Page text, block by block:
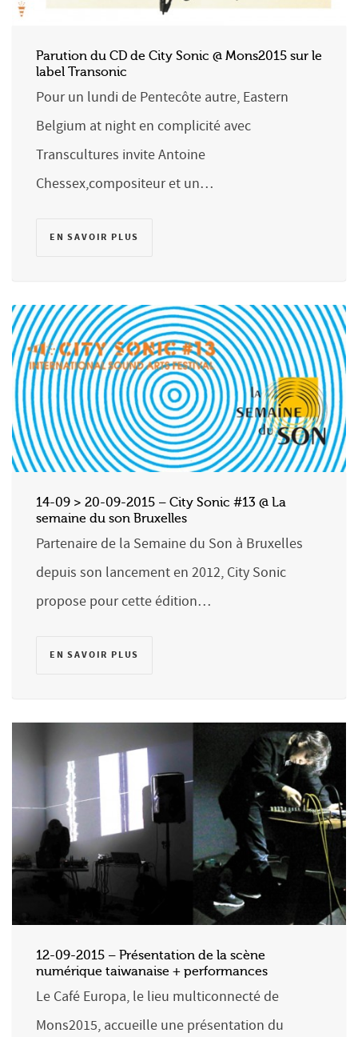
Parution du CD de City Sonic @ Mons2015 sur le
label Transonic
Pour un lundi de Pentecôte autre, Eastern
Belgium at night en complicité avec
Transcultures invite Antoine
Chessex,compositeur et un…
EN SAVOIR PLUS
14-09 > 20-09-2015 – City Sonic #13 @ La
semaine du son Bruxelles
Partenaire de la Semaine du Son à Bruxelles
depuis son lancement en 2012, City Sonic
propose pour cette édition…
EN SAVOIR PLUS
12-09-2015 – Présentation de la scène
numérique taiwanaise + performances
Le Café Europa, le lieu multiconnecté de
Mons2015, accueille une présentation du